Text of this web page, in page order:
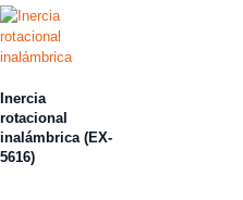
Inercia
rotacional
inalámbrica (EX-
5616)